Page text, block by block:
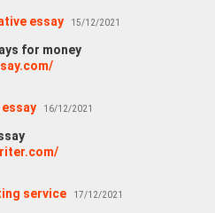
essay 15/12/2021
for money
16/12/2021
service 17/12/2021